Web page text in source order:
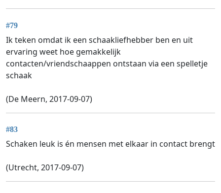
#79
Ik teken omdat ik een schaakliefhebber ben en uit
ervaring weet hoe gemakkelijk
contacten/vriendschaappen ontstaan via een spelletje
schaak
(De Meern, 2017-09-07)
#83
Schaken leuk is én mensen met elkaar in contact brengt
(Utrecht, 2017-09-07)